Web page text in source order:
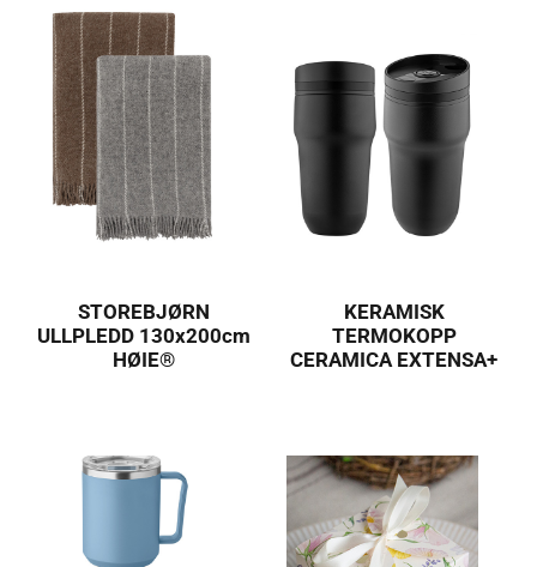
STOREBJØRN
ULLPLEDD 130x200cm
HØIE®
KERAMISK
TERMOKOPP
CERAMICA EXTENSA+